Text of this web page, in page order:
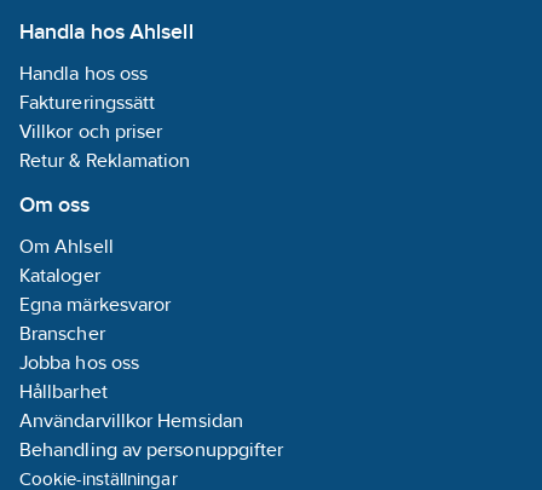
Handla hos Ahlsell
Handla hos oss
Faktureringssätt
Villkor och priser
Retur & Reklamation
Om oss
Om Ahlsell
Kataloger
Egna märkesvaror
Branscher
Jobba hos oss
Hållbarhet
Användarvillkor Hemsidan
Behandling av personuppgifter
Cookie-inställningar